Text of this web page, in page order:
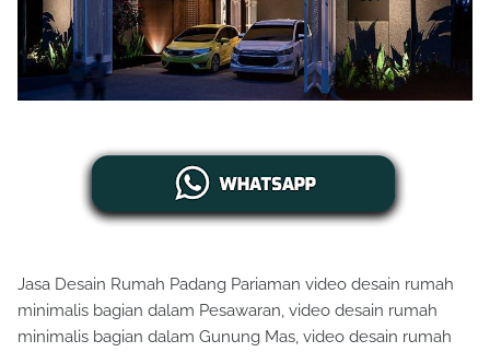
Jasa Desain Rumah Padang Pariaman video desain rumah
minimalis bagian dalam Pesawaran, video desain rumah
minimalis bagian dalam Gunung Mas, video desain rumah